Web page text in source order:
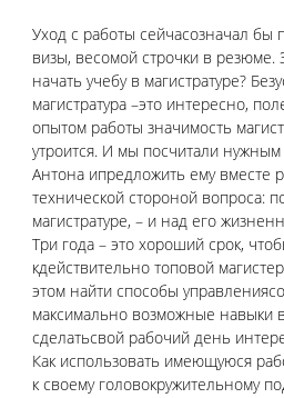
Уход с работы сейчасозначал бы
визы, весомой строчки в резюме.
начать учебу в магистратуре?
магистратура –это интересно,
опытом работы значимость
утроится. И мы посчитали
Антона ипредложить ему вместе
технической стороной вопроса:
магистратуре, – и над его
Три года – это хороший срок,
кдействительно топовой
этом найти способы
максимально возможные навыки
сделатьсвой рабочий день
Как использовать имеющуюся
к своему головокружительному